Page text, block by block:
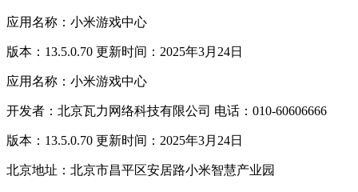
应用名称：小米游戏中心
版本：13.5.0.70 更新时间：2025年3月24日
应用名称：小米游戏中心
开发者：北京瓦力网络科技有限公司 电话：010-60606666
版本：13.5.0.70 更新时间：2025年3月24日
北京地址：北京市昌平区安居路小米智慧产业园